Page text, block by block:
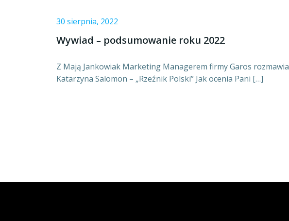
30 sierpnia, 2022
Wywiad – podsumowanie roku 2022
Z Mają Jankowiak Marketing Managerem firmy Garos rozmawia
Katarzyna Salomon – „Rzeźnik Polski” Jak ocenia Pani […]